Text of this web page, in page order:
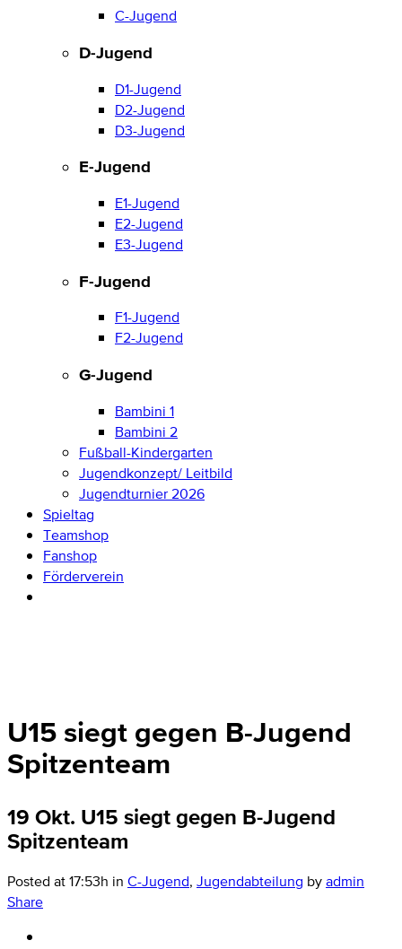
C-Jugend
D-Jugend
D1-Jugend
D2-Jugend
D3-Jugend
E-Jugend
E1-Jugend
E2-Jugend
E3-Jugend
F-Jugend
F1-Jugend
F2-Jugend
G-Jugend
Bambini 1
Bambini 2
Fußball-Kindergarten
Jugendkonzept/ Leitbild
Jugendturnier 2026
Spieltag
Teamshop
Fanshop
Förderverein
U15 siegt gegen B-Jugend
Spitzenteam
19 Okt. U15 siegt gegen B-Jugend
Spitzenteam
Posted at 17:53h in C-Jugend, Jugendabteilung byadmin
Share